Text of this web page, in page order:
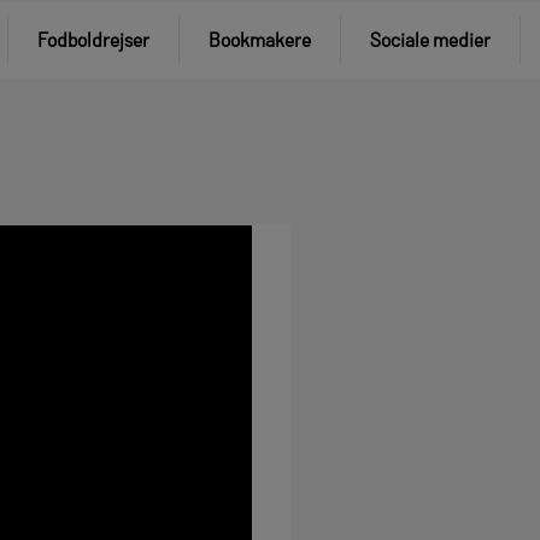
Fodboldrejser Bookmakere Sociale medier